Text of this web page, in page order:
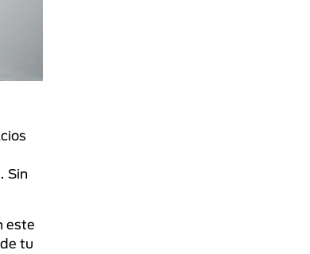
Sin
este
tu